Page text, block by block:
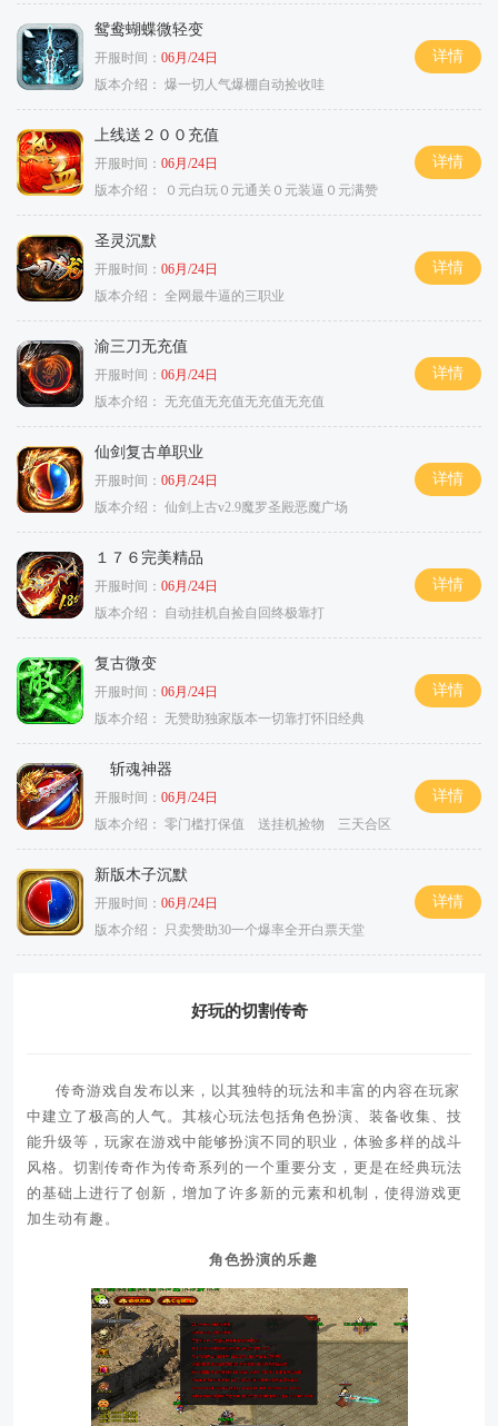
鸳鸯蝴蝶微轻变
开服时间： 06月/24日
版本介绍： 爆一切人气爆棚自动捡收哇
详情
上线送２００充值
开服时间： 06月/24日
版本介绍：
０元白玩０元通关０元装逼０元满赞
详情
圣灵沉默
开服时间： 06月/24日
版本介绍： 全网最牛逼的三职业
详情
渝三刀无充值
开服时间： 06月/24日
版本介绍： 无充值无充值无充值无充值
详情
仙剑复古单职业
开服时间： 06月/24日
版本介绍： 仙剑上古v2.9魔罗圣殿恶魔广场
详情
１７６完美精品
开服时间： 06月/24日
版本介绍：
自动挂机自捡自回终极靠打
详情
复古微变
开服时间： 06月/24日
版本介绍： 无赞助独家版本一切靠打怀旧经典
详情
斩魂神器
开服时间： 06月/24日
版本介绍： 零门槛打保值 送挂机捡物 三天合区
详情
新版木子沉默
开服时间： 06月/24日
版本介绍：
只卖赞助30一个爆率全开白票天堂
详情
好玩的切割传奇
传奇游戏自发布以来，以其独特的玩法和丰富的内容在玩家
中建立了极高的人气。其核心玩法包括角色扮演、装备收集、技
能升级等，玩家在游戏中能够扮演不同的职业，体验多样的战斗
风格。切割传奇作为传奇系列的一个重要分支，更是在经典玩法
的基础上进行了创新，增加了许多新的元素和机制，使得游戏更
加生动有趣。
角色扮演的乐趣